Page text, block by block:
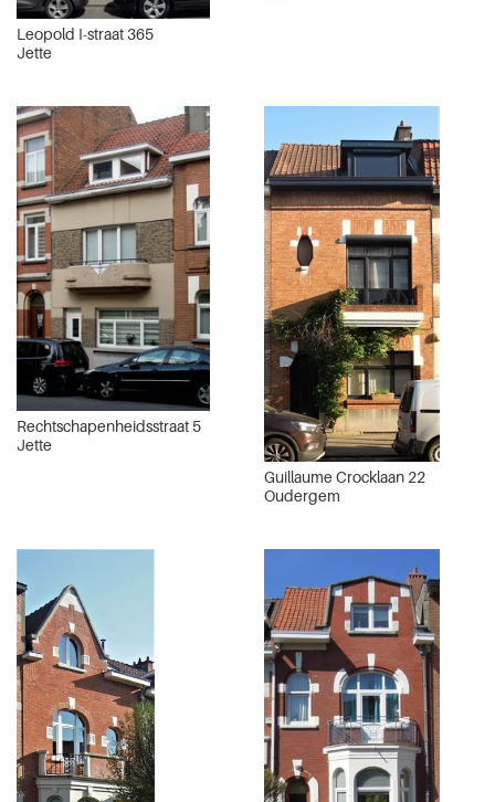
Leopold I-straat 365
Jette
Rechtschapenheidsstraat 5
Jette
Guillaume Crocklaan 22
Oudergem